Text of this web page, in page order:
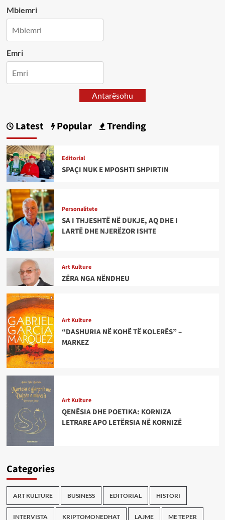
Mbiemri
Emri
Antarësohu
Latest Popular Trending
Editorial
SPAÇI NUK E MPOSHTI SHPIRTIN
Personalitete
SA I THJESHTË NË DUKJE, AQ DHE I
LARTË DHE NJERËZOR ISHTE
Art Kulture
ZËRA NGA NËNDHEU
Art Kulture
“DASHURIA NË KOHË TË KOLERËS” –
MARKEZ
Art Kulture
QENËSIA DHE POETIKA: KORNIZA
LETRARE APO LETËRSIA NË KORNIZË
Categories
ART KULTURE BUSINESS EDITORIAL HISTORI
INTERVISTA KRIPTOMONEDHAT LAJME ME TEPER